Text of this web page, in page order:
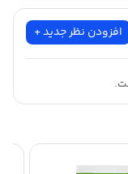
افزودن نظر جدید +